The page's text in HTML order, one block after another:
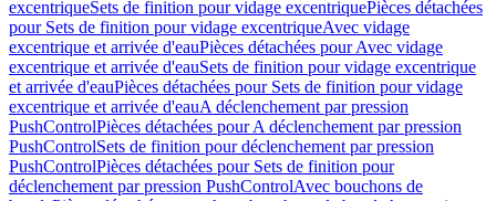
excentriqueSets de finition pour vidage excentriquePièces détachées
pour Sets de finition pour vidage excentriqueAvec vidage
excentrique et arrivée d'eauPièces détachées pour Avec vidage
excentrique et arrivée d'eauSets de finition pour vidage excentrique
et arrivée d'eauPièces détachées pour Sets de finition pour vidage
excentrique et arrivée d'eauA déclenchement par pression
PushControlPièces détachées pour A déclenchement par pression
PushControlSets de finition pour déclenchement par pression
PushControlPièces détachées pour Sets de finition pour
déclenchement par pression PushControlAvec bouchons de